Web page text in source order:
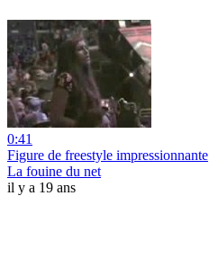
0:41
Figure de freestyle impressionnante
La fouine du net
il y a 19 ans